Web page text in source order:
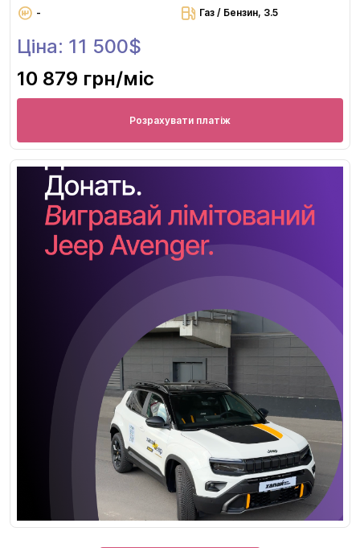
- Газ / Бензин, 3.5
Ціна: 11 500$
10 879 грн/міс
Розрахувати платіж